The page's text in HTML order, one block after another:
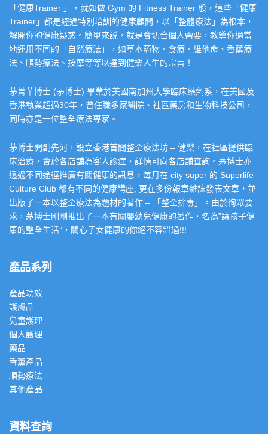
「健康Trainer 」，就如做 Gym 的 Fitness Trainer 般，這些「健康
Trainer」都是經過特別培訓的健康顧問，以「整體療法」為根本，
解開你的健康疑惑。簡單來説，就是會切合個人需要，教導你適當
地運用不同的「自然療法」，如草本葯物、食療、維他命、香薰療
法、順勢療法、按摩等等以達到健樂人生的宗旨！
茅菁華博士 (茅博士) 畢業於美國南加州大學臨床藥劑系，在美國及
香港執業超過30年，曾任職多家醫院、社區藥房和生物科技公司，
同時亦是一位整全療法專家。
茅博士開創先河，設立香港首間整全療法坊 – 健樂，在社區提供臨
床治療，會於各店舖為客人診症，詳情可向各店舖查詢。茅博士亦
透過不同途徑推廣有關健康的訊息，每月在 city super 的 Superlife
Culture Club 都有不同的健康講座, 更在多份報章雜誌發表文章，並
出版了一本以整全療法為題材的著作 – 「整全排毒」。由於徇眾要
求，茅博士剛剛推出了一本有關嬰幼兒健康的著作，名為”讓孩子健
康的整全生活”，關心子女健康的你絕不容錯過!!!
產品系列
產品功效
護膚品
兒童護理
個人護理
藥品
香薰產品
順勢療法
其他產品
資料查詢